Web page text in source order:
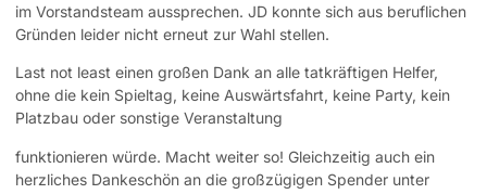
im Vorstandsteam aussprechen. JD konnte sich aus beruflichen
Gründen leider nicht erneut zur Wahl stellen.
Last not least einen großen Dank an alle tatkräftigen Helfer,
ohne die kein Spieltag, keine Auswärtsfahrt, keine Party, kein
Platzbau oder sonstige Veranstaltung
funktionieren würde. Macht weiter so! Gleichzeitig auch ein
herzliches Dankeschön an die großzügigen Spender unter